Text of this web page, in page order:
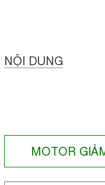
NỘI DUNG
MOTOR